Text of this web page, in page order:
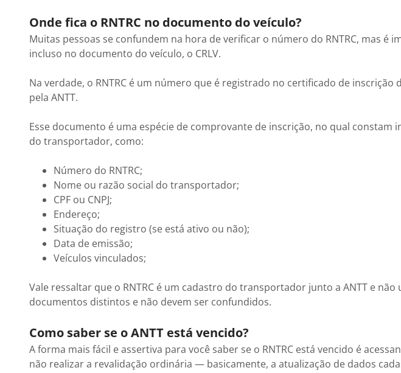
Onde fica o RNTRC no documento do veículo?
Muitas pessoas se confundem na hora de verificar o número do RNTRC, mas é
incluso no documento do veículo, o CRLV.
Na verdade, o RNTRC é um número que é registrado no certificado de
pela ANTT.
Esse documento é uma espécie de comprovante de inscrição, no qual
do transportador, como:
Número do RNTRC;
Nome ou razão social do transportador;
CPF ou CNPJ;
Endereço;
Situação do registro (se está ativo ou não);
Data de emissão;
Veículos vinculados;
Vale ressaltar que o RNTRC é um cadastro do transportador junto a ANTT e
documentos distintos e não devem ser confundidos.
Como saber se o ANTT está vencido?
A forma mais fácil e assertiva para você saber se o RNTRC está vencido é
não realizar a revalidação ordinária — basicamente, a atualização de dados